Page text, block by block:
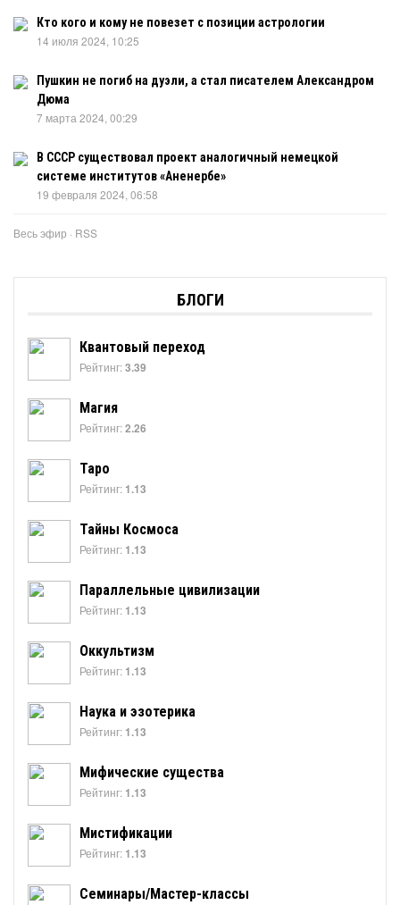
Кто кого и кому не повезет с позиции астрологии
14 июля 2024, 10:25
Пушкин не погиб на дуэли, а стал писателем Александром
Дюма
7 марта 2024, 00:29
В СССР существовал проект аналогичный немецкой
системе институтов «Аненербе»
19 февраля 2024, 06:58
Весь эфир · RSS
БЛОГИ
Квантовый переход
Рейтинг:3.39
Магия
Рейтинг:2.26
Таро
Рейтинг: 1.13
Тайны Космоса
Рейтинг: 1.13
Параллельные цивилизации
Рейтинг: 1.13
Оккультизм
Рейтинг: 1.13
Наука и эзотерика
Рейтинг: 1.13
Мифические существа
Рейтинг: 1.13
Мистификации
Рейтинг: 1.13
Семинары/Мастер-классы